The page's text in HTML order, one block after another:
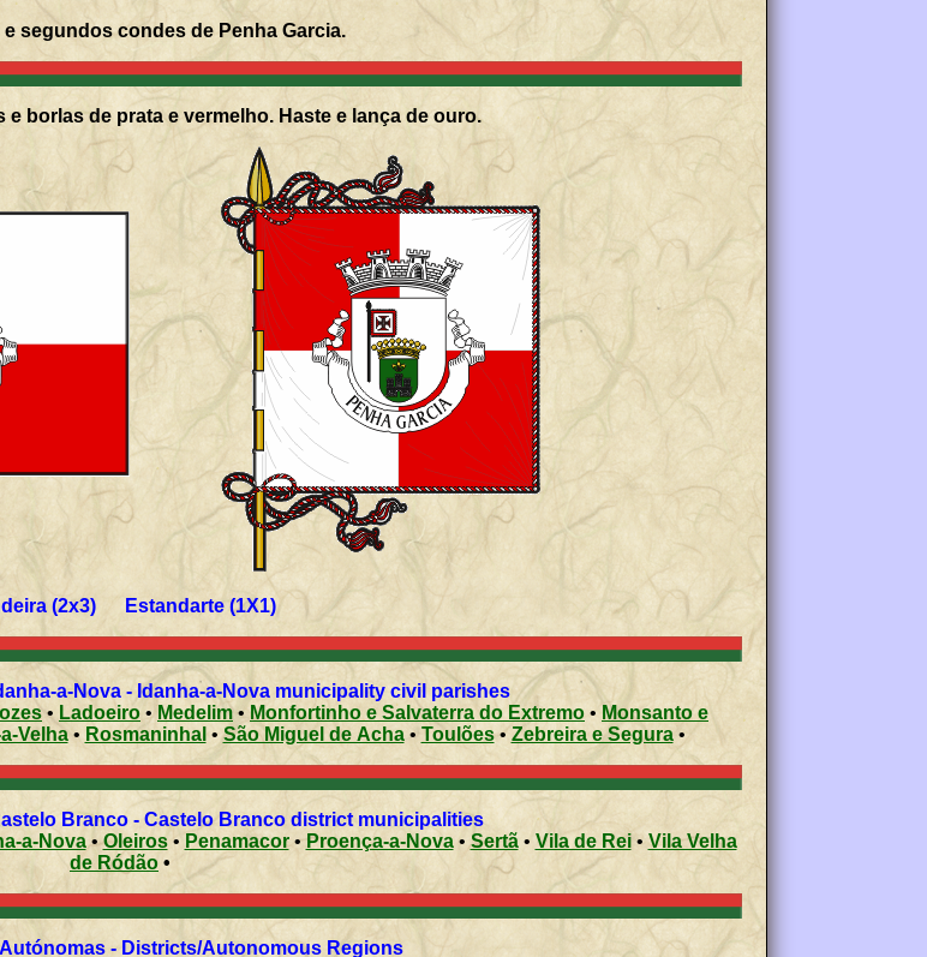
segundos condes de Penha Garcia.
borlas de prata e vermelho. Haste e lança de ouro.
(2x3) Estandarte (1X1)
a-Nova - Idanha-a-Nova municipality civil parishes
• Ladoeiro • Medelim•Monfortinho e Salvaterra do Extremo • Monsanto e
Velha• Rosmaninhal •São Miguel de Acha• Toulões• Zebreira e Segura •
Branco - Castelo Branco district municipalities
a-Nova•Oleiros• Penamacor• Proença-a-Nova•Sertã• Vila de Rei•Vila Velha
de Ródão •
Distritos/Regiões Autónomas - Districts/Autonomous Regions